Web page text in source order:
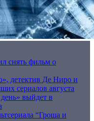
снять фильм о
детектив Де Ниро и
сериалов августа
выйдет в
“Гроша и